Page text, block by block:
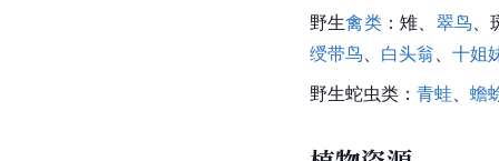
野生禽类：雉、 翠鸟、
绶带鸟、 白头翁、 十姐
野生蛇虫类： 青蛙、 蟾